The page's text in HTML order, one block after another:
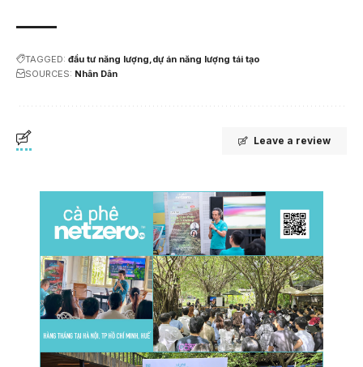
TAGGED: đầu tư năng lượng dự án năng lượng tái tạo
SOURCES: Nhân Dân
Leave a review